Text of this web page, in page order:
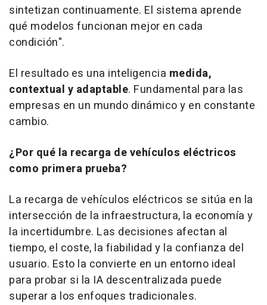
sintetizan continuamente. El sistema aprende
qué modelos funcionan mejor en cada
condición".
El resultado es una inteligencia medida,
contextual y adaptable. Fundamental para las
empresas en un mundo dinámico y en constante
cambio.
¿Por qué la recarga de vehículos eléctricos
como primera prueba?
La recarga de vehículos eléctricos se sitúa en la
intersección de la infraestructura, la economía y
la incertidumbre. Las decisiones afectan al
tiempo, el coste, la fiabilidad y la confianza del
usuario. Esto la convierte en un entorno ideal
para probar si la IA descentralizada puede
superar a los enfoques tradicionales.